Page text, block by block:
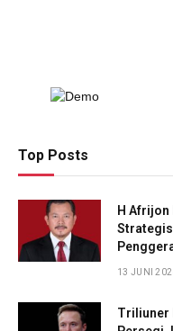
Top Posts
H
13 JUNI
Triliuner